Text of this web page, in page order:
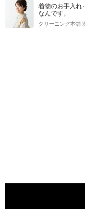
着物のお手入れ
なんです。
クリーニング本舗